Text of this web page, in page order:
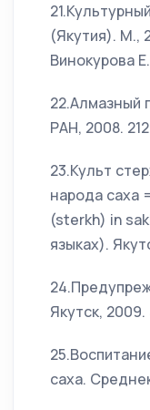
(Якутия). М.,
Винокурова
22.Алмазный
РАН, 2008.
23.Культ
народа саха
(sterkh) in
языках).
Якутск, 2009.
саха.